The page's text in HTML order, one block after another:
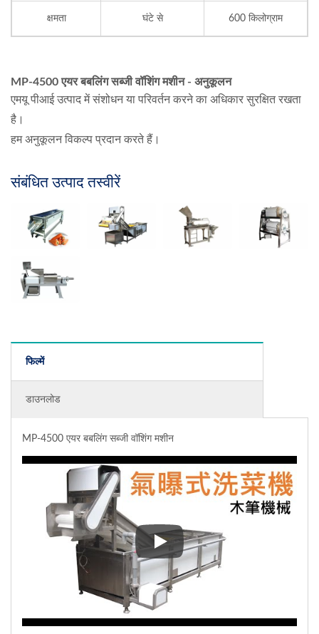
क्षमता घंटे से 600 किलोग्राम
MP-4500 एयर बबलिंग सब्जी वॉशिंग मशीन - अनुकूलन
एमयू पीआई उत्पाद में संशोधन या परिवर्तन करने का अधिकार सुरक्षित रखता
है।
हम अनुकूलन विकल्प प्रदान करते हैं।
संबंधित उत्पाद तस्वीरें
फिल्में
डाउनलोड
MP-4500 एयर बबलिंग सब्जी वॉशिंग मशीन
MP-4500 एयर बबलिंग सब्जी वॉशिंग